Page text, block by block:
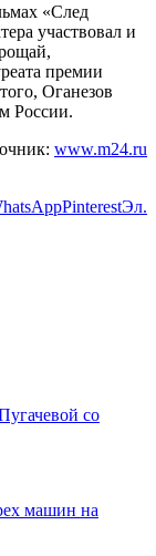
«След
участвовал и
премии
Оганезов
России.
www.m24.ru
PinterestЭл.
со
машин на